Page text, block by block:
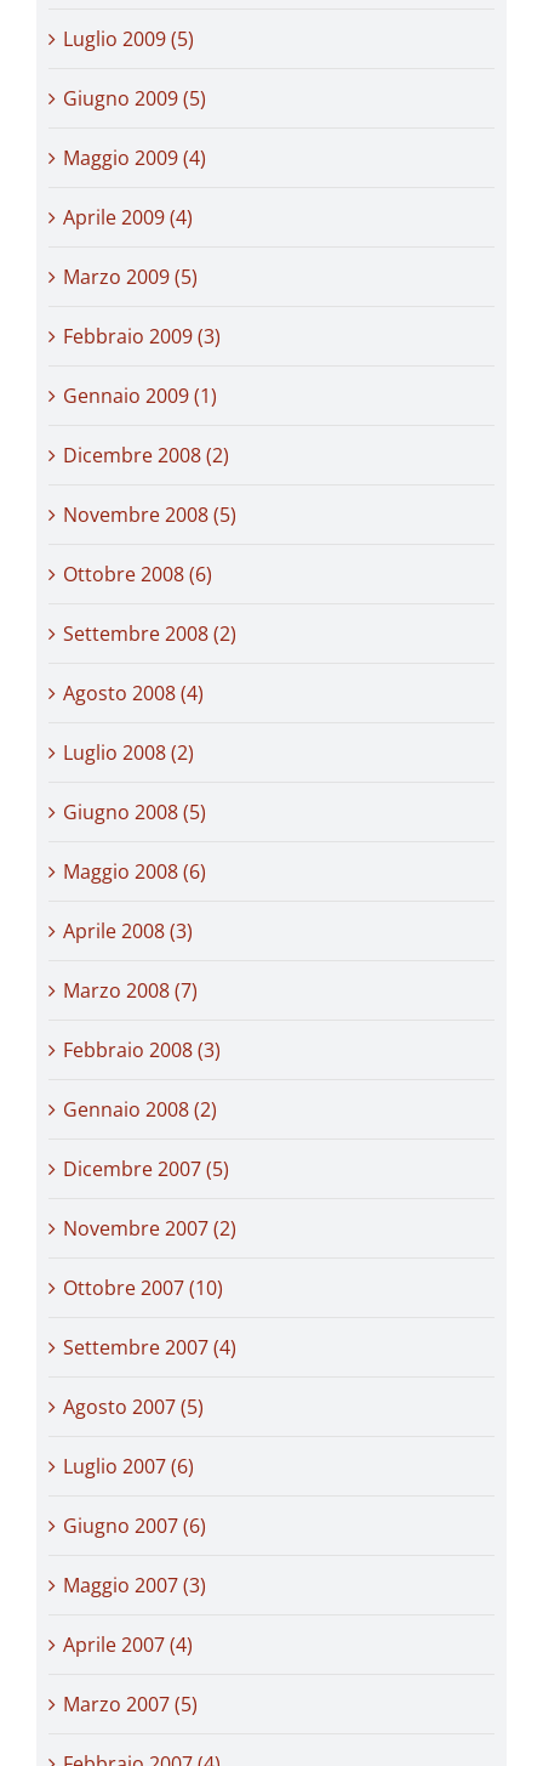
Luglio 2009 (5)
Giugno 2009 (5)
Maggio 2009 (4)
Aprile 2009 (4)
Marzo 2009 (5)
Febbraio 2009 (3)
Gennaio 2009 (1)
Dicembre 2008 (2)
Novembre 2008 (5)
Ottobre 2008 (6)
Settembre 2008 (2)
Agosto 2008 (4)
Luglio 2008 (2)
Giugno 2008 (5)
Maggio 2008 (6)
Aprile 2008 (3)
Marzo 2008 (7)
Febbraio 2008 (3)
Gennaio 2008 (2)
Dicembre 2007 (5)
Novembre 2007 (2)
Ottobre 2007 (10)
Settembre 2007 (4)
Agosto 2007 (5)
Luglio 2007 (6)
Giugno 2007 (6)
Maggio 2007 (3)
Aprile 2007 (4)
Marzo 2007 (5)